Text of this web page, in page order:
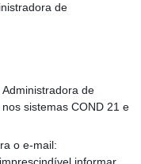
de
de
sistemas COND 21 e
o e-mail: